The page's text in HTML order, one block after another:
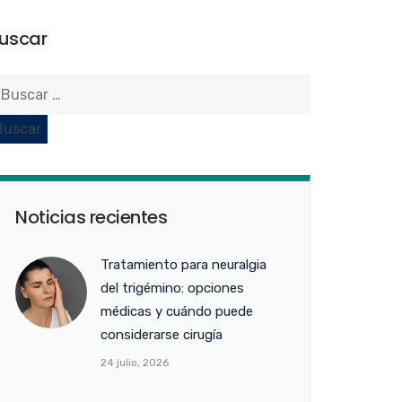
Noticias recientes
Tratamiento para neuralgia
del trigémino: opciones
médicas y cuándo puede
considerarse cirugía
24 julio, 2026